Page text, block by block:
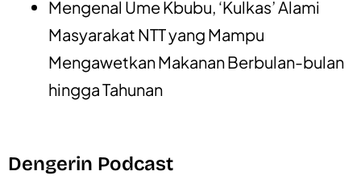
Mengenal Ume Kbubu, ‘Kulkas’ Alami
Masyarakat NTT yang Mampu
Mengawetkan Makanan Berbulan-bulan
hingga Tahunan
Dengerin Podcast